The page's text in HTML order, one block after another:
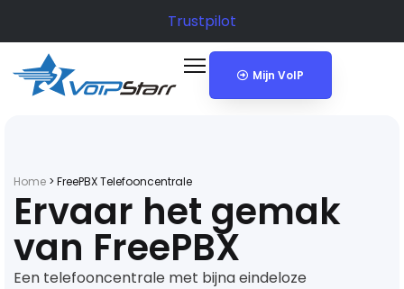
Trustpilot
Mijn VoIP
Home > FreePBX Telefooncentrale
Ervaar het gemak
van FreePBX
Een telefooncentrale met bijna eindeloze